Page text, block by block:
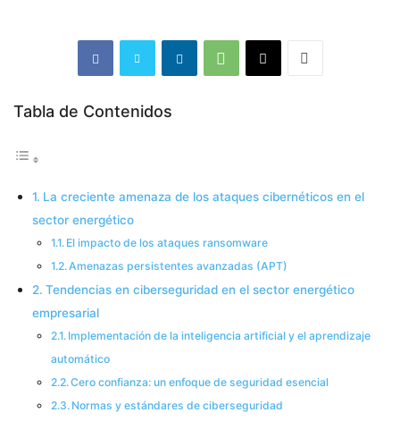
Tabla de Contenidos
La creciente amenaza de los ataques cibernéticos en el
sector energético
El impacto de los ataques ransomware
Amenazas persistentes avanzadas (APT)
Tendencias en ciberseguridad en el sector energético
empresarial
Implementación de la inteligencia artificial y el aprendizaje
automático
Cero confianza: un enfoque de seguridad esencial
Normas y estándares de ciberseguridad